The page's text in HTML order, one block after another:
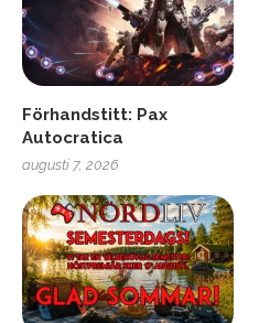
Förhandstitt: Pax
Autocratica
augusti 7, 2026